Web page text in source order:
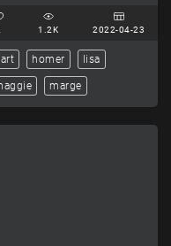
1.2K 2022-04-23
homer lisa
marge